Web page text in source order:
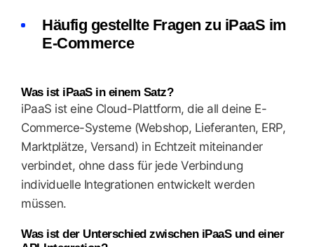
Häufig gestellte Fragen zu iPaaS im
E-Commerce
Was ist iPaaS in einem Satz?
iPaaS ist eine Cloud-Plattform, die all deine E-
Commerce-Systeme (Webshop, Lieferanten, ERP,
Marktplätze, Versand) in Echtzeit miteinander
verbindet, ohne dass für jede Verbindung
individuelle Integrationen entwickelt werden
müssen.
Was ist der Unterschied zwischen iPaaS und einer